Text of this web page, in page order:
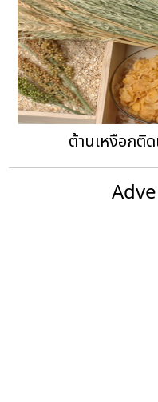
ต้านเหงือกติ